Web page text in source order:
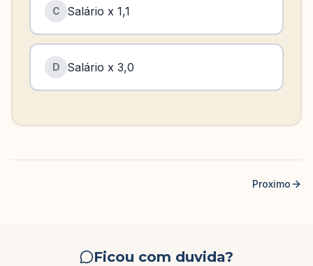
C Salário x 1,1
D Salário x 3,0
Proximo
Ficou com duvida?